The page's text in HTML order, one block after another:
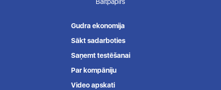
Baltpapirs
Gudra ekonomija
Sākt sadarboties
Saņemt testēšanai
Par kompāniju
Video apskati